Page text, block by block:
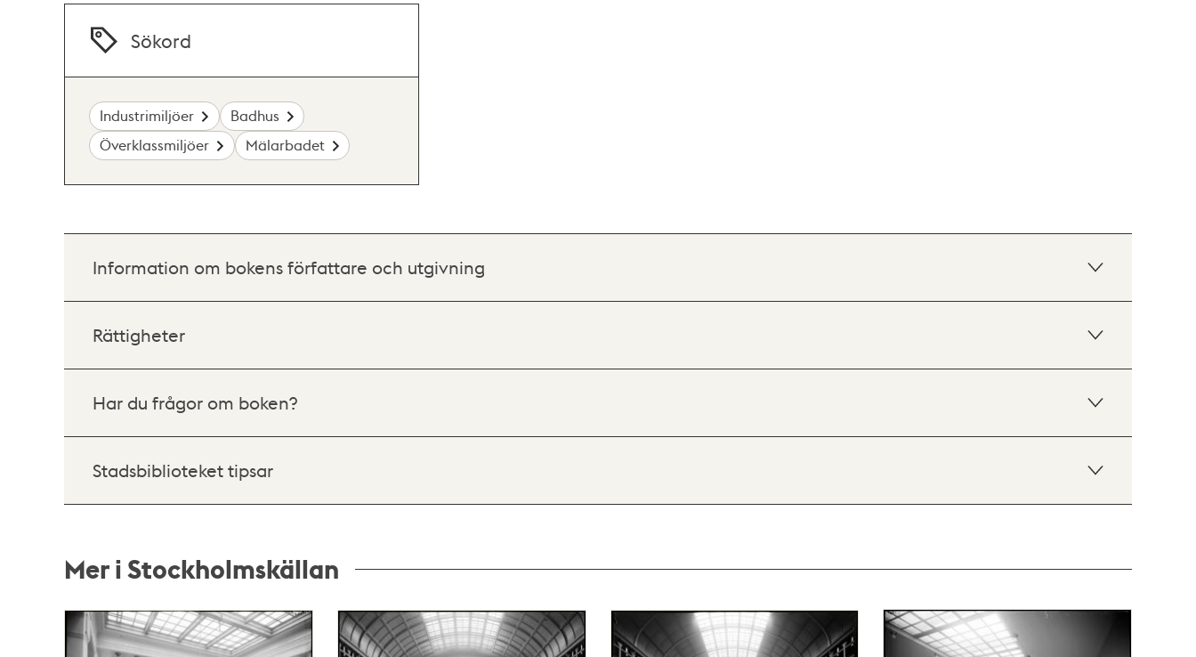
Sökord
Industrimiljöer
Badhus
Överklassmiljöer
Mälarbadet
Information om bokens författare och utgivning
Rättigheter
Har du frågor om boken?
Stadsbiblioteket tipsar
Mer i Stockholmskällan
Relaterade
poster